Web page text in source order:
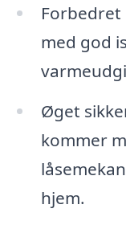
Forbedret
med god
Øget
kommer
hjem.